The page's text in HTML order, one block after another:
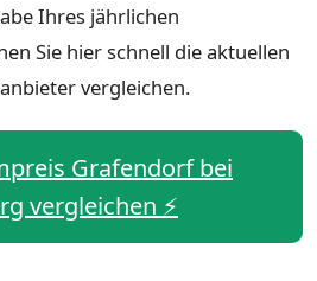
Ihres jährlichen
Sie hier schnell die aktuellen
vergleichen.
Grafendorf bei
vergleichen ⚡️